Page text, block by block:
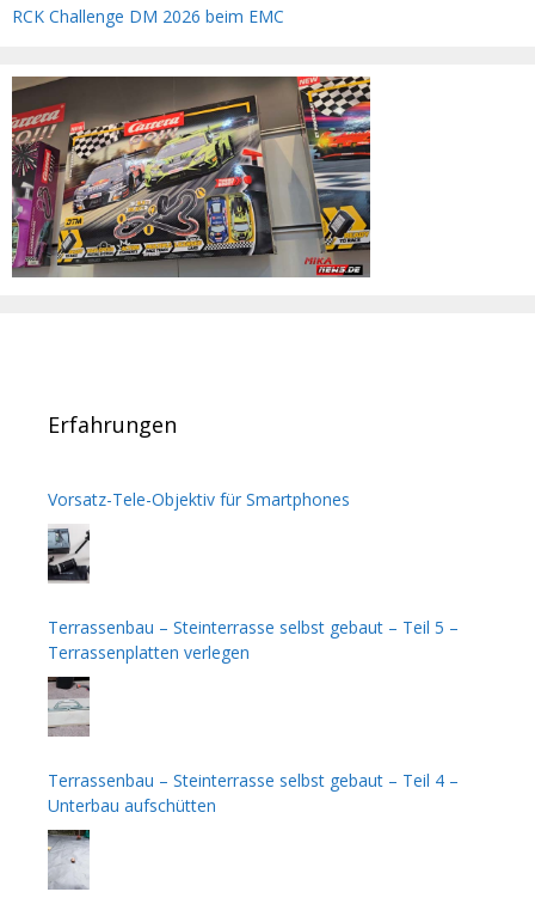
RCK Challenge DM 2026 beim EMC
Erfahrungen
Vorsatz-Tele-Objektiv für Smartphones
Terrassenbau – Steinterrasse selbst gebaut – Teil 5 –
Terrassenplatten verlegen
Terrassenbau – Steinterrasse selbst gebaut – Teil 4 –
Unterbau aufschütten